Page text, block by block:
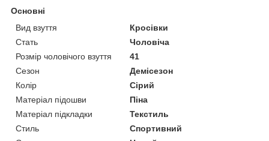
Основні
Вид взуття
Кросівки
Стать
Чоловіча
Розмір чоловічого взуття
41
Сезон
Демісезон
Колір
Сірий
Матеріал підошви
Піна
Матеріал підкладки
Текстиль
Стиль
Спортивний